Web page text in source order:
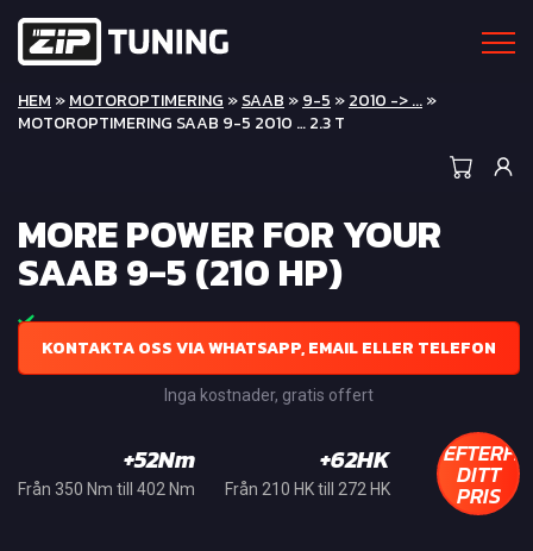
HEM »MOTOROPTIMERING »SAAB »9-5 »2010 -> ...»
MOTOROPTIMERING SAAB 9-5 2010 … 2.3 T
MORE POWER FOR YOUR
SAAB 9-5 (210 HP)
KONTAKTA OSS VIA WHATSAPP, EMAIL ELLER TELEFON
Inga kostnader, gratis offert
+52Nm
Från 350 Nm till 402 Nm
+62HK
Från 210 HK till 272 HK DITT
PRIS